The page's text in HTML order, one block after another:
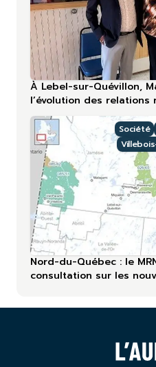
À Lebel-sur-Quévillon,
l’évolution des
anniversaire
Société
Nord-du-Québec : le
consultation sur les